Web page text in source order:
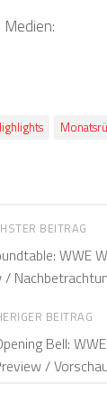
BEITRAG
WWE
/
BEITRAG
Bell:
/ Vorschau